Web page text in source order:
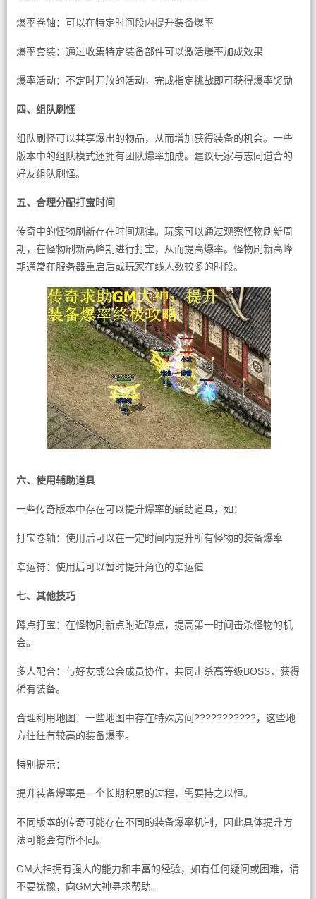
爆率卷轴：可以在特定时间段内提升装备爆率
爆率套装：通过收集特定装备部件可以激活爆率加成效果
爆率活动：不定时开放的活动，完成指定挑战即可获得爆率奖励
四、组队刷怪
组队刷怪可以共享爆出的物品，从而增加获得装备的机会。一些
版本中的组队模式还拥有团队爆率加成。建议玩家与志同道合的
好友组队刷怪。
五、合理分配打宝时间
传奇中的怪物刷新存在时间规律。玩家可以通过观察怪物刷新周
期，在怪物刷新高峰期进行打宝，从而提高爆率。怪物刷新高峰
期通常在服务器重启后或玩家在线人数较多的时段。
六、使用辅助道具
一些传奇版本中存在可以提升爆率的辅助道具，如：
打宝卷轴：使用后可以在一定时间内提升所有怪物的装备爆率
幸运符：使用后可以暂时提升角色的幸运值
七、其他技巧
蹲点打宝：在怪物刷新点附近蹲点，提高第一时间击杀怪物的机
会。
多人配合：与好友或公会成员协作，共同击杀高等级BOSS，获得
稀有装备。
合理利用地图：一些地图中存在特殊房间???????????，这些地
方往往有较高的装备爆率。
特别提示：
提升装备爆率是一个长期积累的过程，需要持之以恒。
不同版本的传奇可能存在不同的装备爆率机制，因此具体提升方
法可能会有所不同。
GM大神拥有强大的能力和丰富的经验，如有任何疑问或困难，请
不要犹豫，向GM大神寻求帮助。